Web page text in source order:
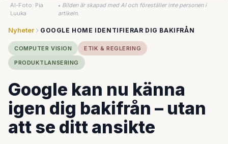
AI-Foto: Pia
Luuka
• Bilden är skapad med AI och föreställer inte personen i
artikeln.
Nyheter GOOGLE HOME IDENTIFIERAR DIG BAKIFRÅN
COMPUTER VISION
ETIK & REGLERING
PRODUKTLANSERING
Google kan nu känna
igen dig bakifrån – utan
att se ditt ansikte